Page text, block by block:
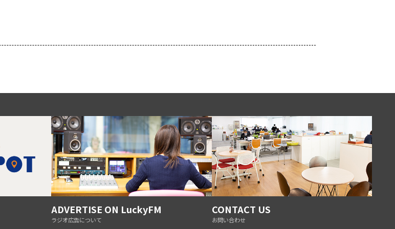
ADVERTISE ON LuckyFM
ラジオ広告について
CONTACT US
お問い合わせ